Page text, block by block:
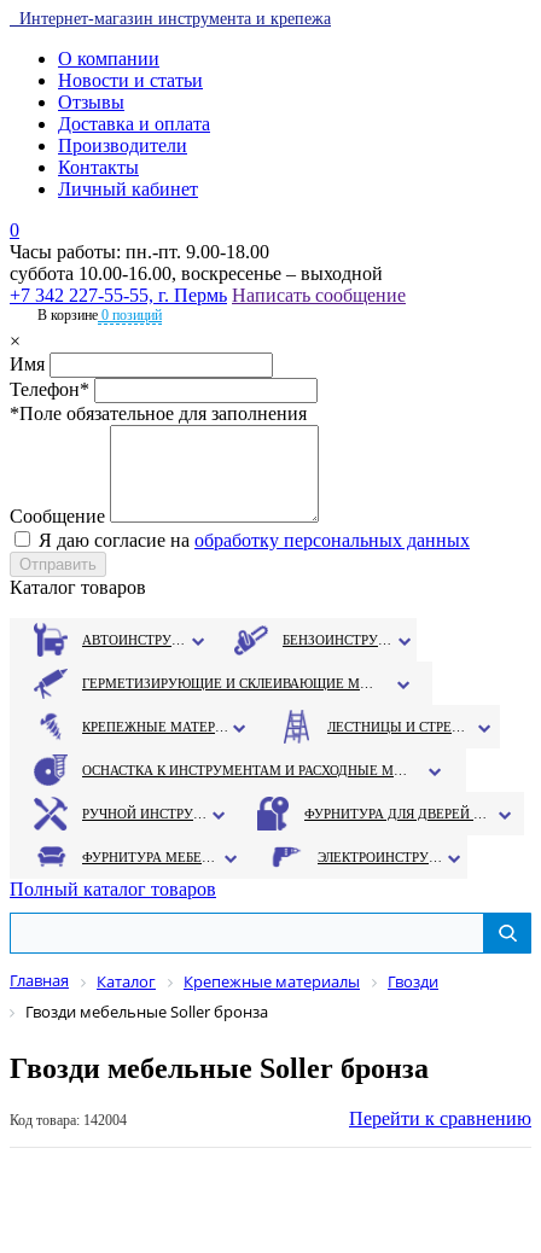
Интернет-магазин инструмента и крепежа
О компании
Новости и статьи
Отзывы
Доставка и оплата
Производители
Контакты
Личный кабинет
0
Часы работы: пн.-пт. 9.00-18.00
суббота 10.00-16.00, воскресенье – выходной
+7 342 227-55-55, г. Пермь Написать сообщение
В корзине 0 позиций
×
Имя
Телефон*
*Поле обязательное для заполнения
Сообщение
Я даю согласие на обработку персональных данных
Каталог товаров
Полный каталог товаров
Главная Каталог Крепежные материалы
Гвозди
Гвозди мебельные Soller бронза
Гвозди мебельные Soller бронза
Код товара: 142004 Перейти к сравнению